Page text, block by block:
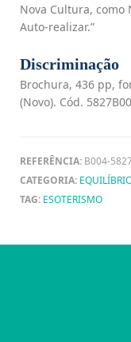
Nova Cultura, como
Auto-realizar.”
Discriminação
Brochura, 436 pp,
(Novo). Cód.
REFERÊNCIA: B004-
CATEGORIA:
TAG: ESOTERISMO